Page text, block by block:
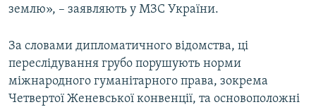
землю», – заявляють у МЗС України.
За словами дипломатичного відомства, ці
переслідування грубо порушують норми
міжнародного гуманітарного права, зокрема
Четвертої Женевської конвенції, та основоположні